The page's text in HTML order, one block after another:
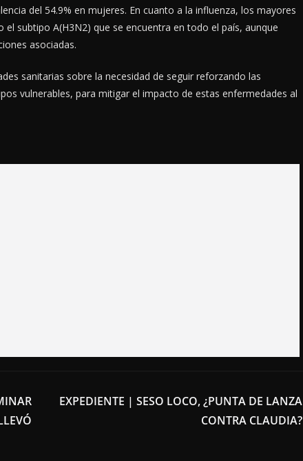
del 54.9% en mujeres. En cuanto a la influenza, los mayores
subtipo A(H3N2) que se encuentra en todo el país, aunque
asociadas.
sanitarias sobre la necesidad de seguir reforzando las
vulnerables, para mitigar el impacto de estas enfermedades al
EXPEDIENTE | SESO LOCO, ¿PUNTA DE LANZA
CONTRA CLAUDIA?